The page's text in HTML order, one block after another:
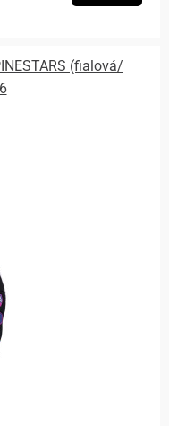
(fialová/